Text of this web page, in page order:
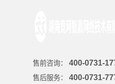
售前咨询： 400-0731-
售后服务： 400-0731-